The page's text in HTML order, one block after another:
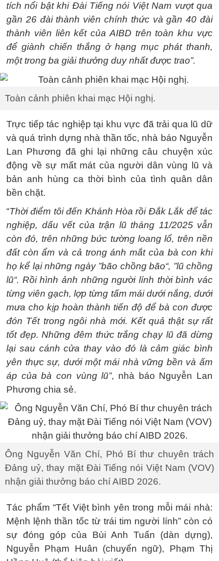
tích nổi bật khi Đài Tiếng nói Việt Nam vượt qua
gần 26 đài thành viên chính thức và gần 40 đài
thành viên liên kết của AIBD trên toàn khu vực
để giành chiến thắng ở hạng mục phát thanh,
một trong ba giải thưởng duy nhất được trao”.
Toàn cảnh phiên khai mạc Hội nghị.
Trực tiếp tác nghiệp tại khu vực đã trải qua lũ dữ
và quá trình dựng nhà thần tốc, nhà báo Nguyễn
Lan Phương đã ghi lại những câu chuyện xúc
động về sự mất mát của người dân vùng lũ và
bản anh hùng ca thời bình của tình quân dân
bền chặt.
“Thời điểm tôi đến Khánh Hòa rồi Đắk Lắk để tác
nghiệp, dấu vết của trận lũ tháng 11/2025 vẫn
còn đó, trên những bức tường loang lổ, trên nền
đất còn ẩm và cả trong ánh mắt của bà con khi
họ kể lại những ngày ”bão chồng bão“, ”lũ chồng
lũ“. Rồi hình ảnh những người lính thời bình vác
từng viên gạch, lợp từng tấm mái dưới nắng, dưới
mưa cho kịp hoàn thành tiến độ để bà con được
đón Tết trong ngôi nhà mới. Kết quả thật sự rất
tốt đẹp. Những đêm thức trắng chạy lũ đã dừng
lại sau cánh cửa thay vào đó là cảm giác bình
yên thực sự, dưới một mái nhà vững bền và ấm
áp của bà con vùng lũ”, nhà báo Nguyễn Lan
Phương chia sẻ.
Ông Nguyễn Văn Chí, Phó Bí thư chuyên trách
Đảng uỷ, thay mặt Đài Tiếng nói Việt Nam (VOV)
nhận giải thưởng báo chí AIBD 2026.
Tác phẩm “Tết Việt bình yên trong mỗi mái nhà:
Mệnh lệnh thần tốc từ trái tim người lính” còn có
sự đóng góp của Bùi Anh Tuấn (dàn dựng),
Nguyễn Phạm Huân (chuyển ngữ), Phạm Thị